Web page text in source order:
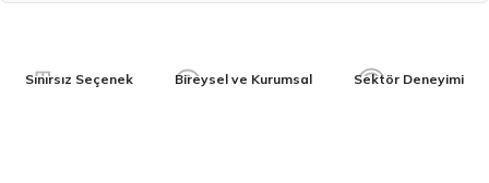
Sınırsız Seçenek Bireysel ve Kurumsal Sektör Deneyimi